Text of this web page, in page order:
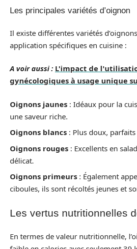
Les principales variétés d’oignon
Il existe différentes variétés
application spécifiques en cuisine :
A voir aussi : L'impact de
gynécologiques à usage unique
Oignons jaunes : Idéaux pour la
une saveur riche.
Oignons blancs : Plus doux,
Oignons rouges : Excellents en
délicat.
Oignons primeurs : Également
ciboules, ils sont récoltés jeunes et
Les vertus nutritionnelles
En termes de valeur nutritionnelle,